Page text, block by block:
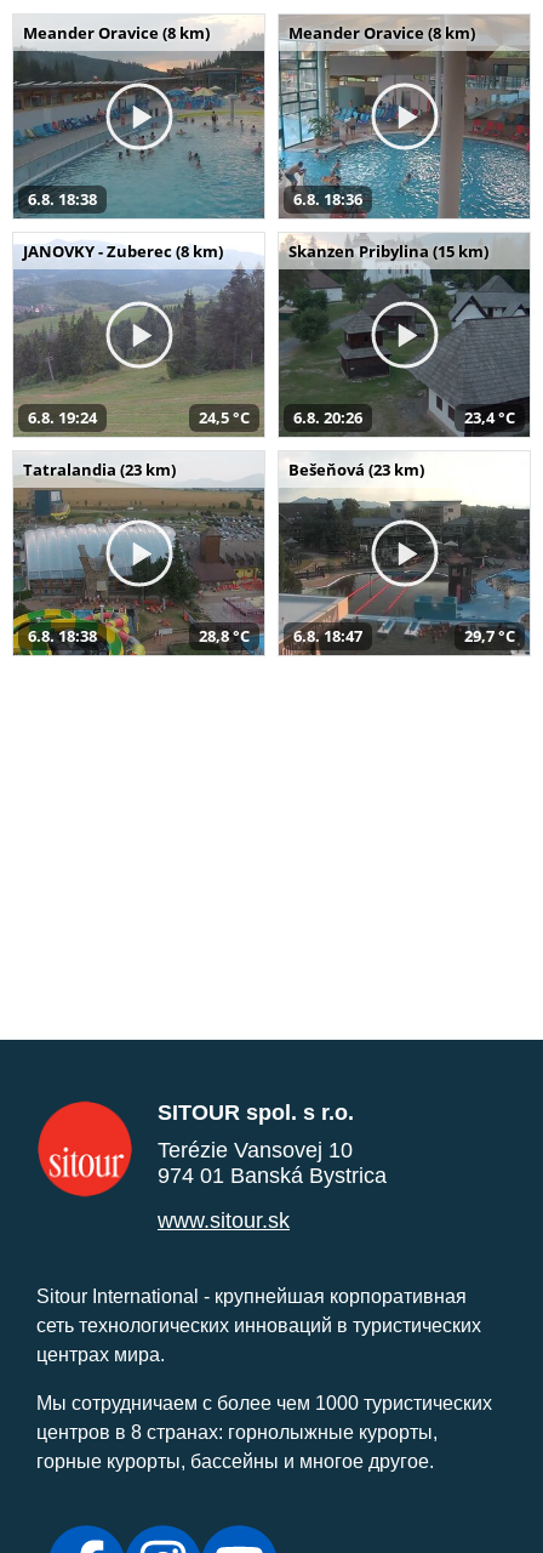
Meander Oravice (8 km)
6.8. 18:38
Meander Oravice (8 km)
6.8. 18:36
JANOVKY - Zuberec (8 km)
6.8. 19:24 24,5 °C
Skanzen Pribylina (15 km)
6.8. 20:26 23,4 °C
Tatralandia (23 km)
6.8. 18:38 28,8 °C
Bešeňová (23 km)
6.8. 18:47 29,7 °C
SITOUR spol. s r.o.
Terézie Vansovej 10
974 01 Banská Bystrica
www.sitour.sk
Sitour International - крупнейшая корпоративная
сеть технологических инноваций в туристических
центрах мира.
Мы сотрудничаем с более чем 1000 туристических
центров в 8 странах: горнолыжные курорты,
горные курорты, бассейны и многое другое.